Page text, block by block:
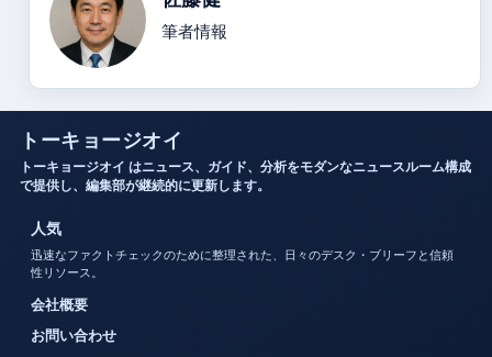
筆者情報
トーキョージオイ
トーキョージオイ はニュース、ガイド、分析をモダンなニュースルーム構成
で提供し、編集部が継続的に更新します。
人気
迅速なファクトチェックのために整理された、日々のデスク・ブリーフと信頼
性リソース。
会社概要
お問い合わせ